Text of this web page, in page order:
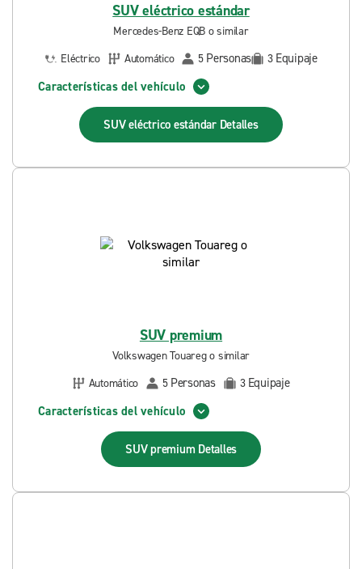
SUV eléctrico estándar
Mercedes-Benz EQB o similar
Eléctrico
Automático 5 Personas 3 Equipaje
Características del vehículo
SUV eléctrico estándar Detalles
SUV premium
Volkswagen Touareg o similar
Automático
5 Personas 3 Equipaje
Características del vehículo
SUV premium Detalles